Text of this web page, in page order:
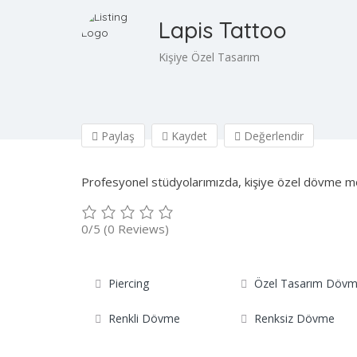
Lapis Tattoo
Kişiye Özel Tasarım
Paylaş Kaydet Değerlendir
Profesyonel stüdyolarımızda, kişiye özel dövme
0/5 (0 Reviews)
Piercing Özel Tasarım
Renkli Dövme Renksiz Dövme